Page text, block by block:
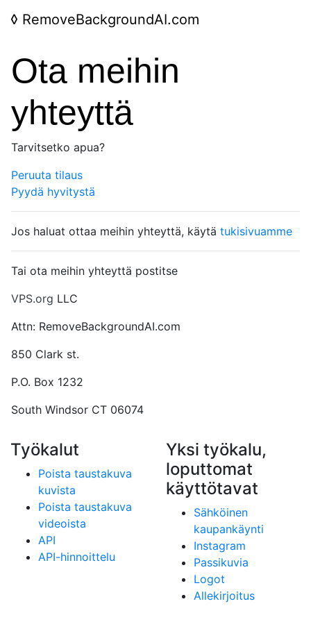
◊ RemoveBackgroundAI.com
Ota meihin
yhteyttä
Tarvitsetko apua?
Peruuta tilaus
Pyydä hyvitystä
Jos haluat ottaa meihin yhteyttä, käytä tukisivuamme
Tai ota meihin yhteyttä postitse
VPS.org LLC
Attn: RemoveBackgroundAI.com
850 Clark st.
P.O. Box 1232
South Windsor CT 06074
Työkalut
Poista taustakuva
kuvista
Poista taustakuva
videoista
API
API-hinnoittelu
Yksi työkalu,
loputtomat
käyttötavat
Sähköinen
kaupankäynti
Instagram
Passikuvia
Logot
Allekirjoitus